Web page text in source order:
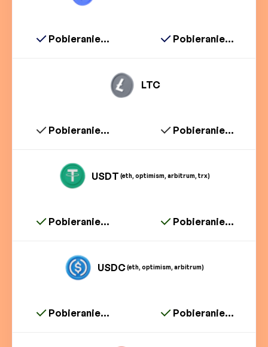
Pobieranie... Pobieranie...
LTC
Pobieranie... Pobieranie...
USDT (eth, optimism, arbitrum, trx)
Pobieranie... Pobieranie...
USDC(eth, optimism, arbitrum)
Pobieranie... Pobieranie...